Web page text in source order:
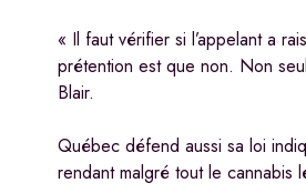
« Il faut vérifier si l’appelant a
prétention est que non. Non
Blair.
Québec défend aussi sa loi
rendant malgré tout le cannabis